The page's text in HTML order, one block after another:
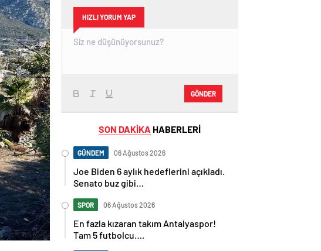
HIZLI YORUM YAP
GÖNDER
SON DAKİKA HABERLERİ
GÜNDEM 06 Ağustos 2026
Joe Biden 6 aylık hedeflerini açıkladı.
Senato buz gibi…
SPOR 06 Ağustos 2026
En fazla kızaran takım Antalyaspor!
Tam 5 futbolcu….